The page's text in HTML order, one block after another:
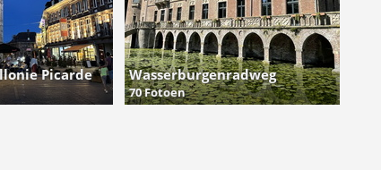
Picarde Wasserburgenradweg
70 Fotoen